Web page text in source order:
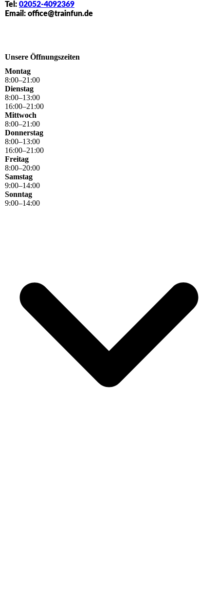
Tel: 02052-4092369
Email: office@trainfun.de
Unsere Öffnungszeiten
Montag
8:00–21 :00
Dienstag
8:00–13:00
16:00–21 :00
Mittwoch
8:00–21 :00
Donnerstag
8:00–13:00
16:00–21 :00
Freitag
8:00–20:00
Samstag
9:00–14:00
Sonntag
9:00–14:00